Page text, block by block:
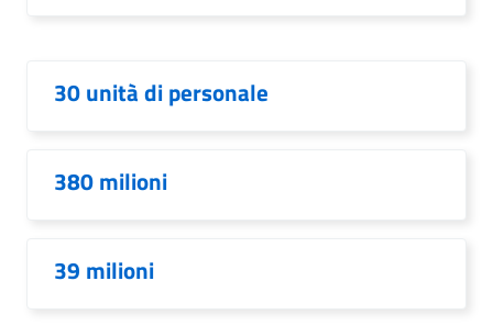
30 unità di personale
380 milioni
39 milioni